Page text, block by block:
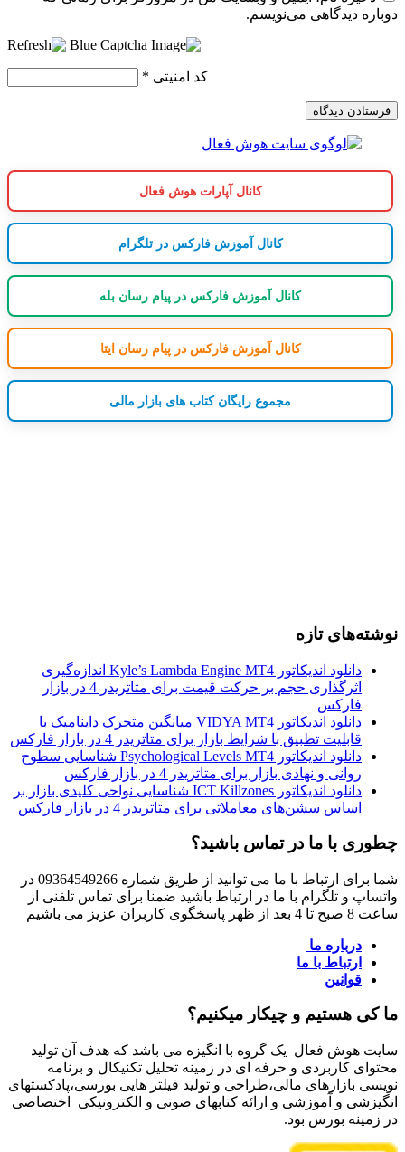
دوباره دیدگاهی می‌نویسم.
کد امنیتی *
کانال آپارات هوش فعال
کانال آموزش فارکس در تلگرام
کانال آموزش فارکس در پیام رسان بله
کانال آموزش فارکس در پیام رسان ایتا
مجموع رایگان کتاب های بازار مالی
نوشته‌های تازه
دانلود اندیکاتور Kyle’s Lambda Engine MT4 اندازه‌گیری
اثرگذاری حجم بر حرکت قیمت برای متاتریدر 4 در بازار
فارکس
دانلود اندیکاتور VIDYA MT4 میانگین متحرک داینامیک با
قابلیت تطبیق با شرایط بازار برای متاتریدر 4 در بازار فارکس
دانلود اندیکاتور Psychological Levels MT4 شناسایی سطوح
روانی و نهادی بازار برای متاتریدر 4 در بازار فارکس
دانلود اندیکاتور ICT Killzones شناسایی نواحی کلیدی بازار بر
اساس سشن‌های معاملاتی برای متاتریدر 4 در بازار فارکس
چطوری با ما در تماس باشید؟
شما برای ارتباط با ما می توانید از طریق شماره 09364549266 در
واتساپ و تلگرام با ما در ارتباط باشید ضمنا برای تماس تلفنی از
ساعت 8 صبح تا 4 بعد از ظهر پاسخگوی کاربران عزیز می باشیم
درباره ما
ارتباط با ما
قوانین
ما کی هستیم و چیکار میکنیم؟
سایت هوش فعال یک گروه با انگیزه می باشد که هدف آن تولید
محتوای کاربردی و حرفه ای در زمینه تحلیل تکنیکال و برنامه
نویسی بازارهای مالی،طراحی و تولید فیلتر هایی بورسی،پادکستهای
انگیزشی و آموزشی و ارائه کتابهای صوتی و الکترونیکی اختصاصی
در زمینه بورس بود.